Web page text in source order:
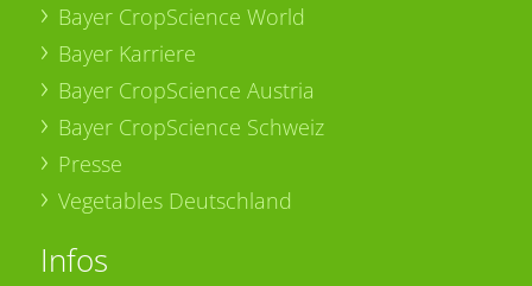
Bayer CropScience World
Bayer Karriere
Bayer CropScience Austria
Bayer CropScience Schweiz
Presse
Vegetables Deutschland
Infos